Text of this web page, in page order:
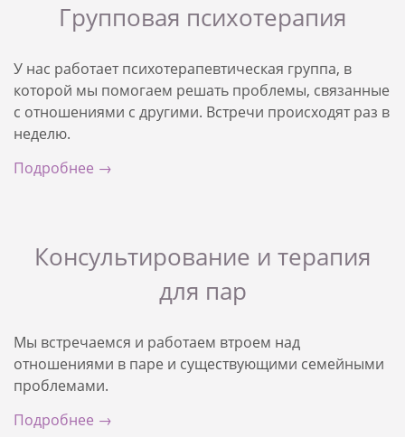
Групповая психотерапия
У нас работает психотерапевтическая группа, в
которой мы помогаем решать проблемы, связанные
с отношениями с другими. Встречи происходят раз в
неделю.
Подробнее →
Консультирование и терапия
для пар
Мы встречаемся и работаем втроем над
отношениями в паре и существующими семейными
проблемами.
Подробнее →